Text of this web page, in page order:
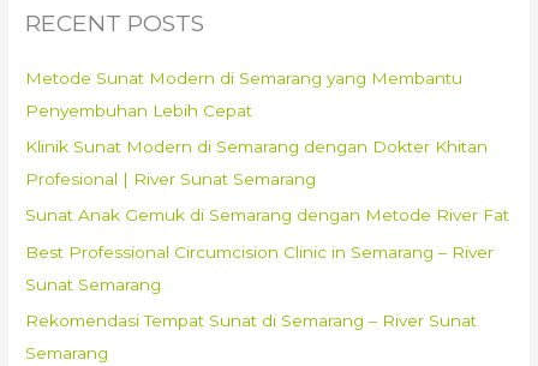
h
RECENT POSTS
Metode Sunat Modern di Semarang yang Membantu
Penyembuhan Lebih Cepat
Klinik Sunat Modern di Semarang dengan Dokter Khitan
Profesional | River Sunat Semarang
Sunat Anak Gemuk di Semarang dengan Metode River Fat
Best Professional Circumcision Clinic in Semarang – River
Sunat Semarang
Rekomendasi Tempat Sunat di Semarang – River Sunat
Semarang